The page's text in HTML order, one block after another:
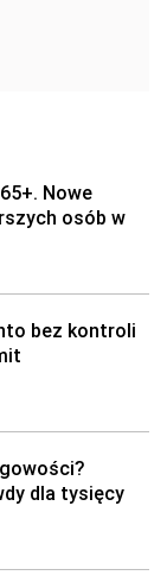
Nowe
osób w
bez kontroli
dla tysięcy